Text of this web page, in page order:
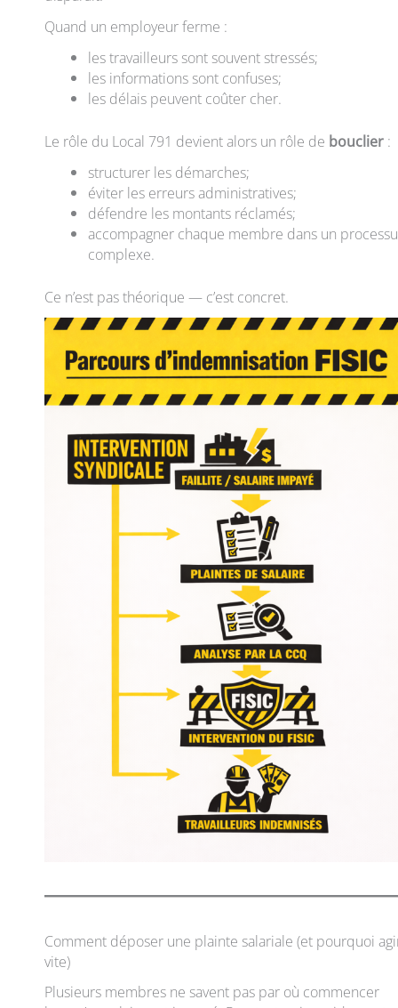
Quand un employeur ferme :
les travailleurs sont souvent stressés;
les informations sont confuses;
les délais peuvent coûter cher.
Le rôle du Local 791 devient alors un rôle de bouclier :
structurer les démarches;
éviter les erreurs administratives;
défendre les montants réclamés;
accompagner chaque membre dans un
complexe.
Ce n’est pas théorique — c’est concret.
Comment déposer une plainte salariale (et pourquoi
vite)
Plusieurs membres ne savent pas par où commencer